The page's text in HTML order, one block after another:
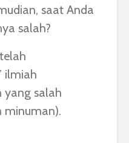
saat Anda
salah?
ilmiah
yang salah
minuman).